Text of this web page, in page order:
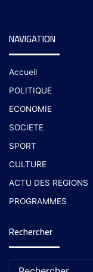
NAVIGATION
Accueil
POLITIQUE
ECONOMIE
SOCIETE
SPORT
CULTURE
ACTU DES REGIONS
PROGRAMMES
Rechercher